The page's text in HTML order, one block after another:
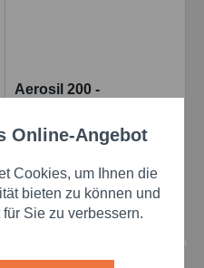
Aerosil 200 -
Sack
Thixotropierpulver
Inhalt180 Kilogramm
Preis auf Anfrage
Details
Aktiv
Aktiv
Online-Angebot
Cookies, um Ihnen die
bieten zu können und
Sie zu verbessern.